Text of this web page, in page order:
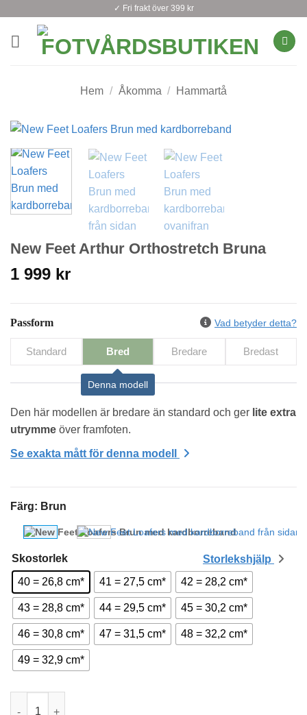
✓ Fri frakt över 399 kr
Hem / Åkomma / Hammartå
New Feet Arthur Orthostretch Bruna
1 999 kr
Passform Vad betyder detta?
Standard Bred
Denna modell
Bredare Bredast
Den här modellen är bredare än standard och ger lite extra
utrymme över framfoten.
Se exakta mått för denna modell
Färg: Brun
Skostorlek
Storlekshjälp
40 = 26,8 cm*
41 = 27,5 cm* 42 = 28,2 cm*
43 = 28,8 cm* 44 = 29,5 cm* 45 = 30,2 cm*
46 = 30,8 cm* 47 = 31,5 cm* 48 = 32,2 cm*
49 = 32,9 cm*